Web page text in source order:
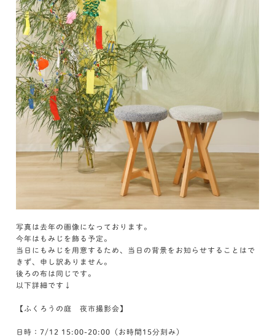
写真は去年の画像になっております。
今年はもみじを飾る予定。
当日にもみじを用意するため、当日の背景をお知らせすることはで
きず、申し訳ありません。
後ろの布は同じです。
以下詳細です↓
【ふくろうの庭 夜市撮影会】
日時：7/12 15:00-20:00（お時間15分刻み）